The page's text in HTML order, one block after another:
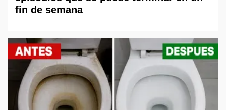
fin de semana